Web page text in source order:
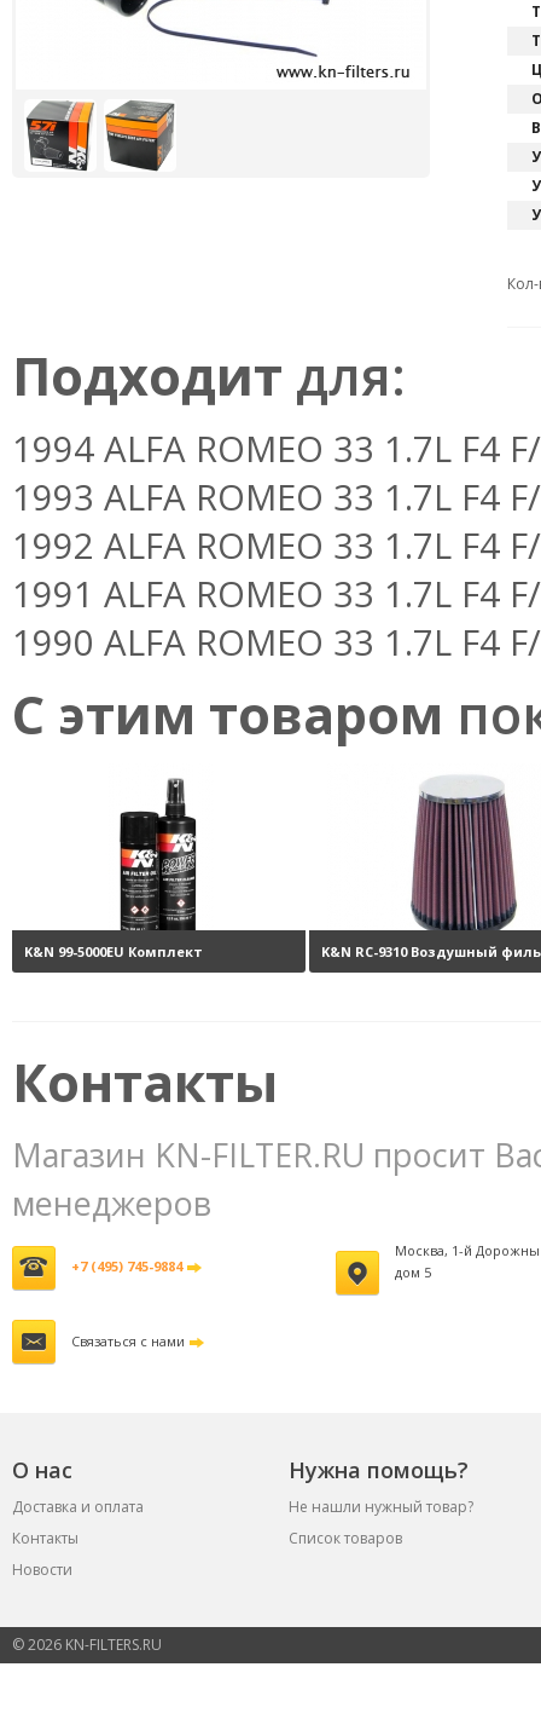
Подходит для:
1994 ALFA ROMEO 33 1.7L F4
1993 ALFA ROMEO 33 1.7L F4
1992 ALFA ROMEO 33 1.7L F4
1991 ALFA ROMEO 33 1.7L F4
1990 ALFA ROMEO 33 1.7L F4
С этим товаром
K&N 99-5000EU Комплект K&N RC-9310 Воздушный
Контакты
Магазин KN-FILTER.RU просит
менеджеров
+7 (495) 745-9884
Москва, 1-й
дом 5
Связаться с нами
О нас Нужна помощь?
Доставка и оплата
Не нашли нужный товар?
Контакты
Список товаров
Новости
© 2026 KN-FILTERS.RU